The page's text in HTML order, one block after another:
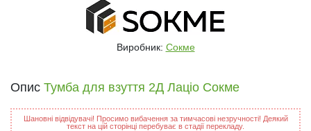
Виробник: Сокме
Опис Тумба для взуття 2Д Лаціо Сокме
Шановні відвідувачі! Просимо вибачення за тимчасові незручності! Деякий
текст на цій сторінці перебуває в стадії перекладу.